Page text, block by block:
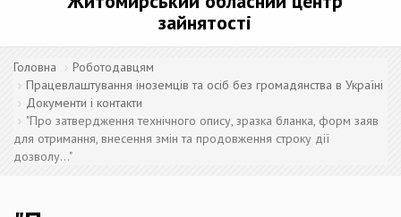
зайнятості
Головна
Роботодавцям
Працевлаштування іноземців та осіб без громадянства в Україні
Документи і контакти
"Про затвердження технічного опису, зразка бланка, форм заяв
для отримання, внесення змін та продовження строку дії
дозволу..."